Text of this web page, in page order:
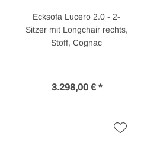
Ecksofa Lucero 2.0 - 2-
Sitzer mit Longchair rechts,
Stoff, Cognac
3.298,00 € *